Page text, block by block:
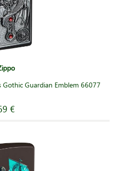
Guardian Emblem 66077
€